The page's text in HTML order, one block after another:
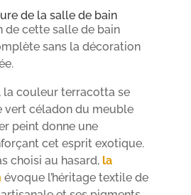
de la salle de bain
de cette salle de bain
sans la décoration
la couleur terracotta se
vert céladon du meuble
peint donne une
cet esprit exotique.
choisi au hasard, la
évoque l’héritage textile de